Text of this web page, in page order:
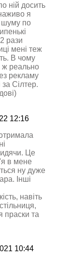
ній досить
я
шуму по
рази
мені теж
В чому
ж реально
рекламу
Сілтер.
12:16
Це
в мене
ну дуже
Інші
навіть
праски та
10:44